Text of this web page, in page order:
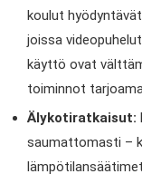
koulut
joissa
käyttö ovat
toiminnot
Älykotiratkaisut:
saumattomasti –